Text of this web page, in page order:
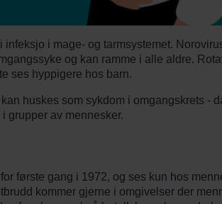
infeksjo i mage- og tarmsystemet.
og kan ramme i alle aldre.
ses hyppigere hos barn.
huskes som sykdom i omgangskrets -
grupper av mennesker.
første gang i 1972, og ses kun hos
kommer gjerne i omgivelser der